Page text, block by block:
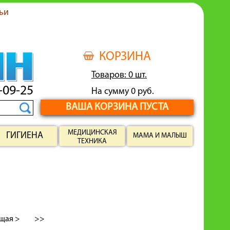
КОРЗИНА
Товаров: 0 шт.
На сумму 0 руб.
ВАША КОРЗИНА ПУСТА
25
ГИГИЕНА
МЕДИЦИНСКАЯ
ТЕХНИКА
МАМА И МАЛЫШ
> >>